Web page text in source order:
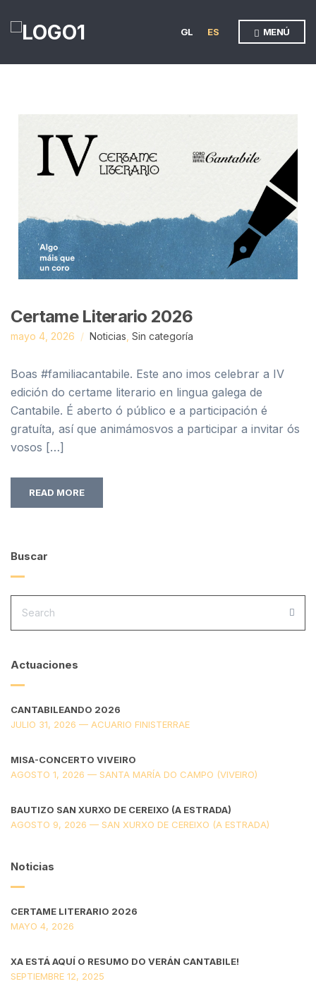
GL ES MENÚ
Certame Literario 2026
mayo 4, 2026 Noticias Sin categoría
Boas #familiacantabile. Este ano imos celebrar a IV
edición do certame literario en lingua galega de
Cantabile. É aberto ó público e a participación é
gratuíta, así que animámosvos a participar a invitar ós
vosos […]
READ MORE
Buscar
SEARCH
FOR:
Actuaciones
CANTABILEANDO 2026
JULIO 31, 2026 — ACUARIO FINISTERRAE
MISA-CONCERTO VIVEIRO
AGOSTO 1, 2026 — SANTA MARÍA DO CAMPO (VIVEIRO)
BAUTIZO SAN XURXO DE CEREIXO (A ESTRADA)
AGOSTO 9, 2026 — SAN XURXO DE CEREIXO (A ESTRADA)
Noticias
CERTAME LITERARIO 2026
MAYO 4, 2026
XA ESTÁ AQUÍ O RESUMO DO VERÁN CANTABILE!
SEPTIEMBRE 12, 2025